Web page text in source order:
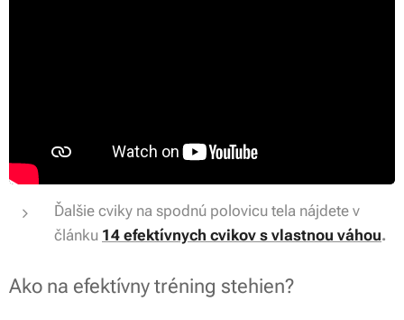
Ďalšie cviky na spodnú polovicu tela nájdete v
článku 14 efektívnych cvikov s vlastnou váhou.
Ako na efektívny tréning stehien?